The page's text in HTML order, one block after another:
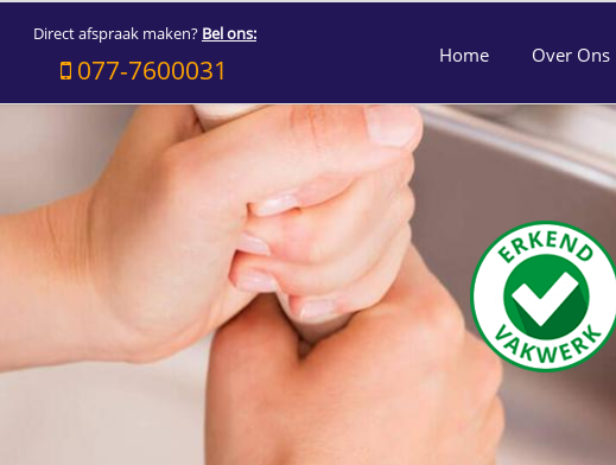
Direct afspraak maken? Bel ons:
077-7600031 Home Over Ons